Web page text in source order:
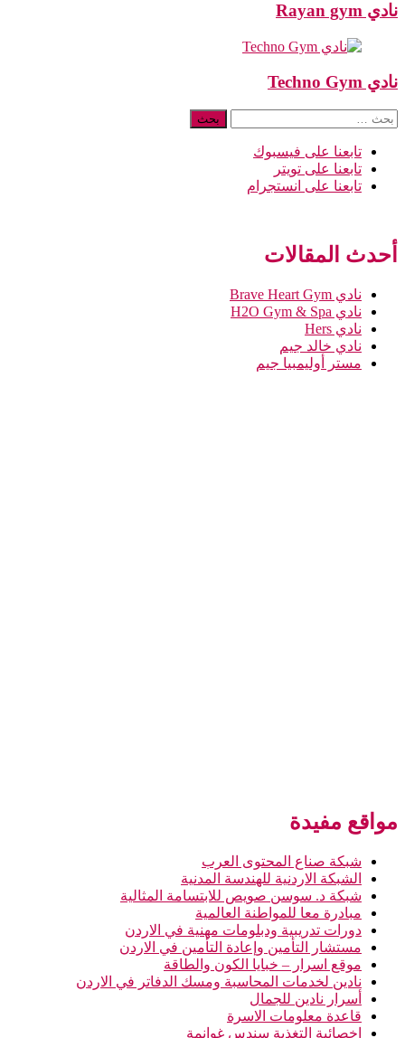
نادي Rayan gym
نادي Techno Gym
البحث
تابعنا على فيسبوك
تابعنا على تويتر
تابعنا على انستجرام
أحدث المقالات
نادي Brave Heart Gym
نادي H2O Gym & Spa
نادي Hers
نادي خالد جيم
مستر أوليمبيا جيم
مواقع مفيدة
شبكة صناع المحتوى العرب
الشبكة الاردنية للهندسة المدنية
شبكة د. سوسن صويص للابتسامة المثالية
مبادرة معا للمواطنة العالمية
دورات تدريبية ودبلومات مهنية في الاردن
مستشار التأمين وإعادة التأمين في الاردن
موقع اسرار – خبايا الكون والطاقة
نادين لخدمات المحاسبة ومسك الدفاتر في الاردن
أسرار نادين للجمال
قاعدة معلومات الاسرة
اخصائية التغذية سندس غوانمة